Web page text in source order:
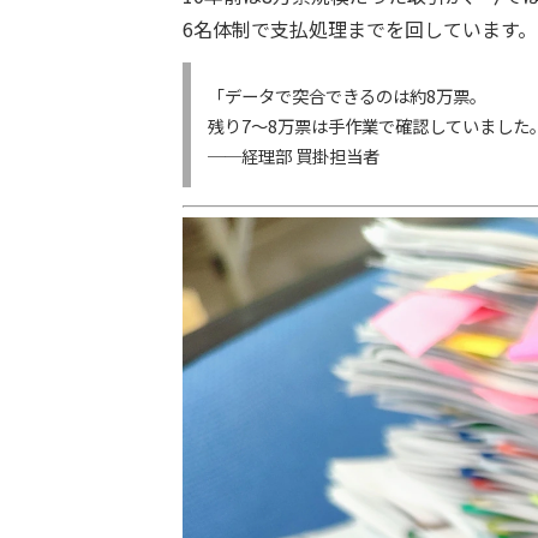
6名体制で支払処理までを回しています。
「データで突合できるのは約8万票。
残り7〜8万票は手作業で確認していました
──経理部 買掛担当者